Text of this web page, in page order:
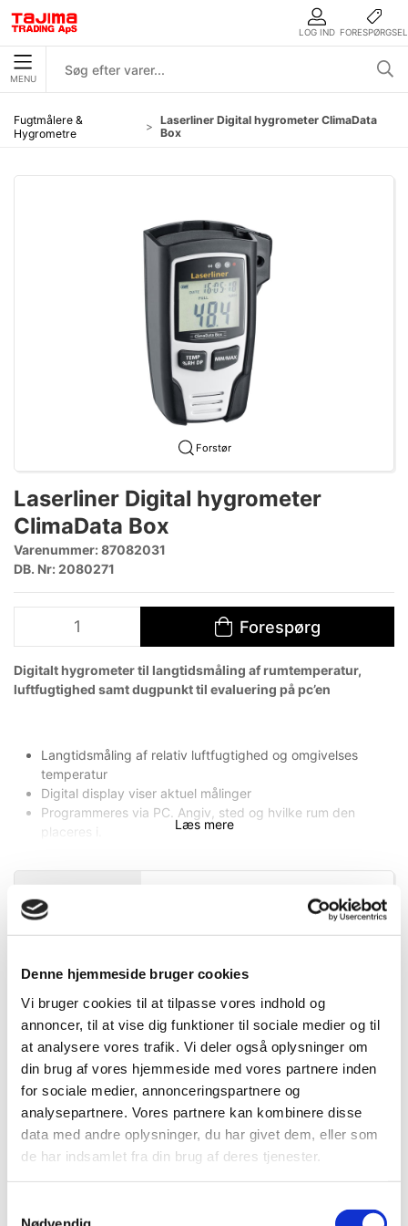
Denne hjemmeside bruger cookies
Vi bruger cookies til at tilpasse vores indhold og
annoncer, til at vise dig funktioner til sociale medier og til
at analysere vores trafik. Vi deler også oplysninger om
din brug af vores hjemmeside med vores partnere inden
for sociale medier, annonceringspartnere og
analysepartnere. Vores partnere kan kombinere disse
data med andre oplysninger, du har givet dem, eller som
de har indsamlet fra din brug af deres tjenester.
LOG IND FORESPØRGSEL
MENU
Fugtmålere &
Hygrometre
Laserliner Digital hygrometer ClimaData
Box
Forstør
Laserliner Digital hygrometer
ClimaData Box
Varenummer:87082031
DB. Nr: 2080271
Forespørg
Digitalt hygrometer til langtidsmåling af rumtemperatur,
luftfugtighed samt dugpunkt til evaluering på pc’en
Langtidsmåling af relativ luftfugtighed og omgivelses
temperatur
Digital display viser aktuel målinger
Programmeres via PC. Angiv, sted og hvilke rum den
placeres i.
Måleområderumtemperatur:-40 °C til 70 °C
Nøjagtighed:+/- 1°C
Relativ luftfugtighed:
Mere information
Læs mere
Dokumenter
EAN-nr. 4021563665006
Bedst sælgende i Fugtmålere &
Hygrometre